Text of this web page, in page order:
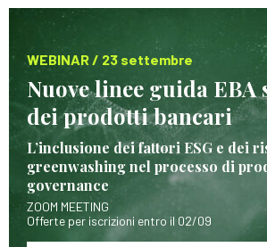
WEBINAR / 23 settembre
Nuove linee guida EBA
dei prodotti bancari
L’inclusione dei fattori ESG e dei
greenwashing nel processo di
governance
ZOOM MEETING
Offerte per iscrizioni entro il 02/09